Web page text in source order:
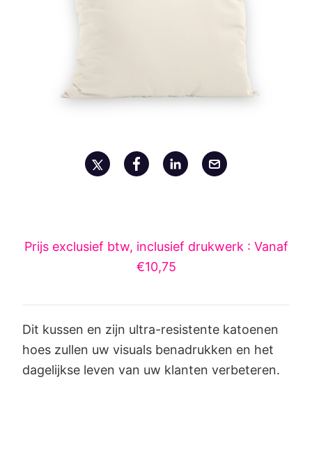
Prijs exclusief btw, inclusief drukwerk : Vanaf
€10,75
Dit kussen en zijn ultra-resistente katoenen
hoes zullen uw visuals benadrukken en het
dagelijkse leven van uw klanten verbeteren.